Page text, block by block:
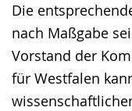
Die
nach Maßgabe
Vorstand der
für Westfalen